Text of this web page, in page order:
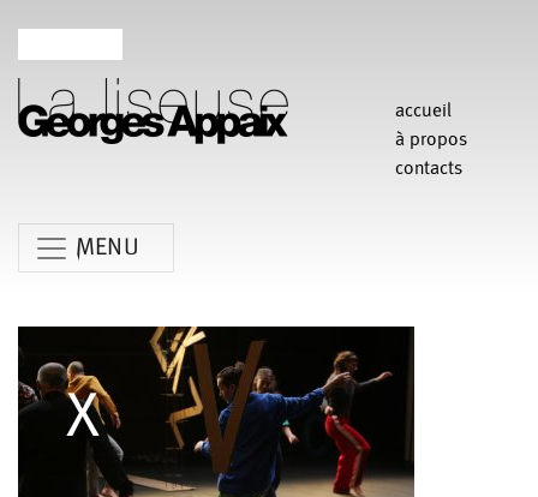
accueil
à propos
contacts
MENU
Agathe Pfauwadel Alessandro Bernardeschi
Anne Koren
Anne Le Batard
Carlotta Sagna Catherine Rees
Chiara Gallerani Christian Rizzo Claudia Triozzi
Eric Houzelot Fabio Barad Federica Tardito